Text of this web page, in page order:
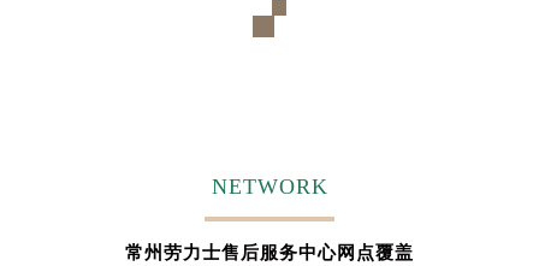
NETWORK
常州劳力士售后服务中心网点覆盖